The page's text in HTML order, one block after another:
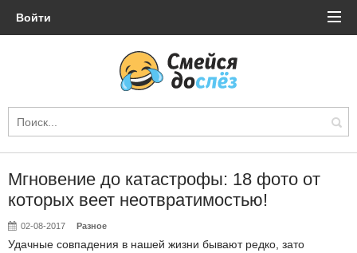
Войти
Мгновение до катастрофы: 18 фото от
которых веет неотвратимостью!
02-08-2017 Разное
Удачные совпадения в нашей жизни бывают редко, зато